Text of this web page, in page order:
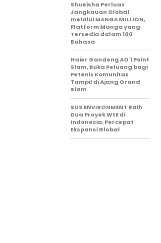
Shueisha Perluas
Jangkauan Global
melalui MANGA MILLION,
Platform Manga yang
Tersedia dalam 100
Bahasa
Haier Gandeng AO 1 Point
Slam, Buka Peluang bagi
Petenis Komunitas
Tampil di Ajang Grand
Slam
SUS ENVIRONMENT Raih
Dua Proyek WtE di
Indonesia, Percepat
Ekspansi Global